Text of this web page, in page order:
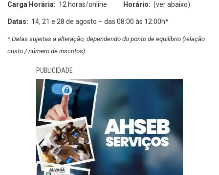
Carga Horária: 12 horas/online Horário: (ver abaixo)
Datas: 14, 21 e 28 de agosto – das 08:00 às 12:00h*
* Datas sujeitas a alteração, dependendo do ponto de equilíbrio (relação
custo / número de inscritos)
PUBLICIDADE